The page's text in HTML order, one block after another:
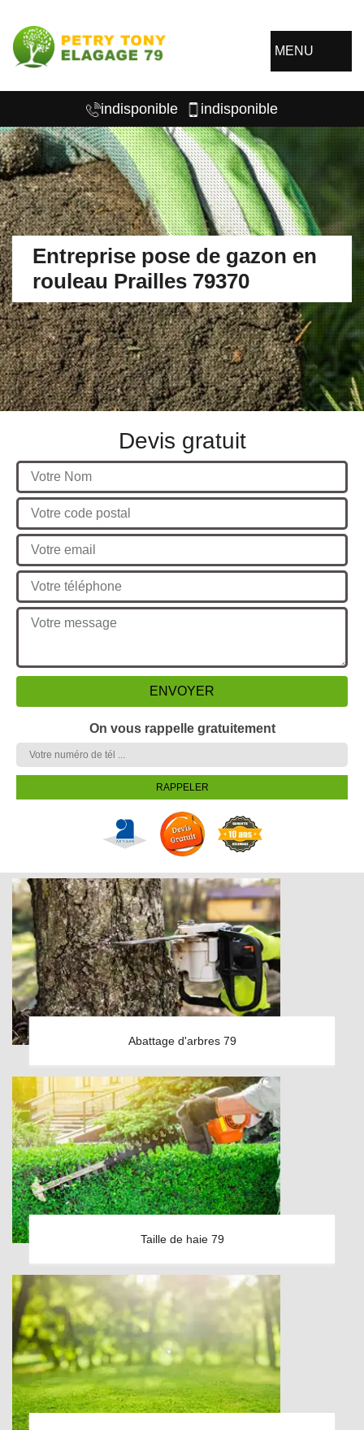
MENU
indisponible indisponible
Entreprise pose de gazon en
rouleau Prailles 79370
Devis gratuit
On vous rappelle gratuitement
Abattage d'arbres 79
Taille de haie 79